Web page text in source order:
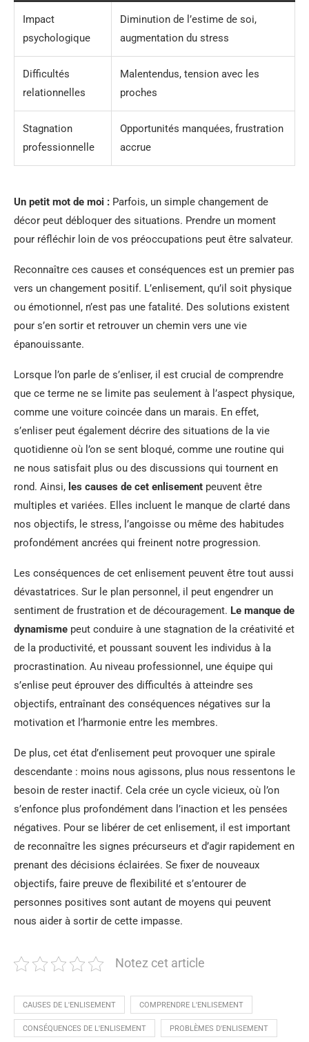
Impact
psychologique
Diminution de l’estime de soi,
augmentation du stress
Difficultés
relationnelles
Malentendus, tension avec les
proches
Stagnation
professionnelle
Opportunités manquées, frustration
accrue
Un petit mot de moi : Parfois, un simple changement de
décor peut débloquer des situations. Prendre un moment
pour réfléchir loin de vos préoccupations peut être salvateur.
Reconnaître ces causes et conséquences est un premier pas
vers un changement positif. L’enlisement, qu’il soit physique
ou émotionnel, n’est pas une fatalité. Des solutions existent
pour s’en sortir et retrouver un chemin vers une vie
épanouissante.
Lorsque l’on parle de s’enliser, il est crucial de comprendre
que ce terme ne se limite pas seulement à l’aspect physique,
comme une voiture coincée dans un marais. En effet,
s’enliser peut également décrire des situations de la vie
quotidienne où l’on se sent bloqué, comme une routine qui
ne nous satisfait plus ou des discussions qui tournent en
rond. Ainsi, les causes de cet enlisement peuvent être
multiples et variées. Elles incluent le manque de clarté dans
nos objectifs, le stress, l’angoisse ou même des habitudes
profondément ancrées qui freinent notre progression.
Les conséquences de cet enlisement peuvent être tout aussi
dévastatrices. Sur le plan personnel, il peut engendrer un
sentiment de frustration et de découragement. Le manque de
dynamisme peut conduire à une stagnation de la créativité et
de la productivité, et poussant souvent les individus à la
procrastination. Au niveau professionnel, une équipe qui
s’enlise peut éprouver des difficultés à atteindre ses
objectifs, entraînant des conséquences négatives sur la
motivation et l’harmonie entre les membres.
De plus, cet état d’enlisement peut provoquer une spirale
descendante : moins nous agissons, plus nous ressentons le
besoin de rester inactif. Cela crée un cycle vicieux, où l’on
s’enfonce plus profondément dans l’inaction et les pensées
négatives. Pour se libérer de cet enlisement, il est important
de reconnaître les signes précurseurs et d’agir rapidement en
prenant des décisions éclairées. Se fixer de nouveaux
objectifs, faire preuve de flexibilité et s’entourer de
personnes positives sont autant de moyens qui peuvent
nous aider à sortir de cette impasse.
Notez cet article
CAUSES DE L'ENLISEMENT COMPRENDRE L'ENLISEMENT
CONSÉQUENCES DE L'ENLISEMENT PROBLÈMES D'ENLISEMENT